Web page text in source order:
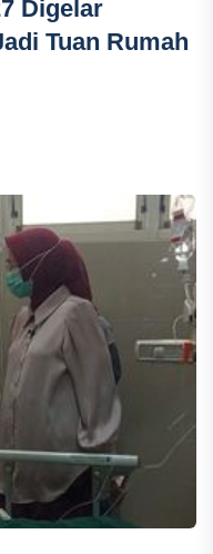
Digelar
Tuan Rumah